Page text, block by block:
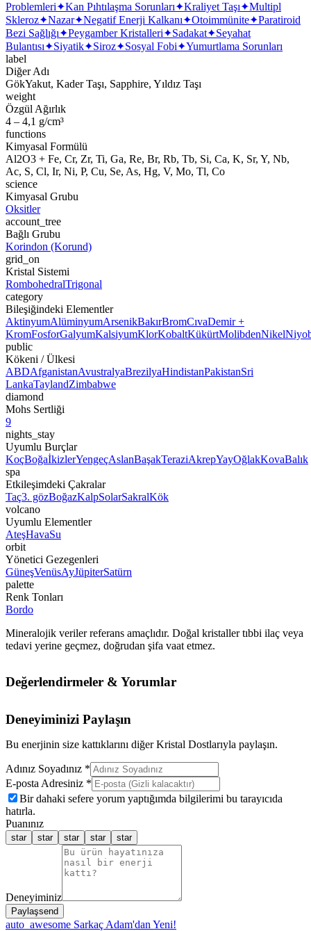
Problemleri✦Kan Pıhtılaşma Sorunları✦Kraliyet Taşı✦Multipl
Skleroz✦Nazar✦Negatif Enerji Kalkanı✦Otoimmünite✦Paratiroid
Bezi Sağlığı✦Peygamber Kristalleri✦Sadakat✦Seyahat
Bulantısı✦Siyatik✦Siroz✦Sosyal Fobi✦Yumurtlama Sorunları
label
Diğer Adı
GökYakut, Kader Taşı, Sapphire, Yıldız Taşı
weight
Özgül Ağırlık
4 – 4,1 g/cm³
functions
Kimyasal Formülü
Al2O3 + Fe, Cr, Zr, Ti, Ga, Re, Br, Rb, Tb, Si, Ca, K, Sr, Y, Nb,
Ac, S, Cl, Ir, Ni, P, Cu, Se, As, Hg, V, Mo, Tl, Co
science
Kimyasal Grubu
Oksitler
account_tree
Bağlı Grubu
Korindon (Korund)
grid_on
Kristal Sistemi
RombohedralTrigonal
category
Bileşiğindeki Elementler
AktinyumAlüminyumArsenikBakırBromCıvaDemir +
KromFosforGalyumKalsiyumKlorKobaltKükürtMolibdenNikel
public
Kökeni / Ülkesi
ABDAfganistanAvustralyaBrezilyaHindistanPakistanSri
LankaTaylandZimbabwe
diamond
Mohs Sertliği
9
nights_stay
Uyumlu Burçlar
KoçBoğaİkizlerYengeçAslanBaşakTeraziAkrepYayOğlakKovaBalık
spa
Etkileşimdeki Çakralar
Taç3. gözBoğazKalpSolarSakralKök
volcano
Uyumlu Elementler
AteşHavaSu
orbit
Yönetici Gezegenleri
GüneşVenüsAyJüpiterSatürn
palette
Renk Tonları
Bordo
Mineralojik veriler referans amaçlıdır. Doğal kristaller tıbbi ilaç veya
tedavi yerine geçmez, doğrudan şifa vaat etmez.
Değerlendirmeler & Yorumlar
Deneyiminizi Paylaşın
Bu enerjinin size kattıklarını diğer Kristal Dostlarıyla paylaşın.
Adınız Soyadınız *
E-posta Adresiniz *
Bir dahaki sefere yorum yaptığımda bilgilerimi bu tarayıcıda
hatırla.
Puanınız
star star star star star
Deneyiminiz
Paylaşsend
auto_awesome Sarkaç Adam'dan Yeni!